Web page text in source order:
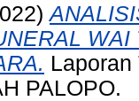
PALOPO.